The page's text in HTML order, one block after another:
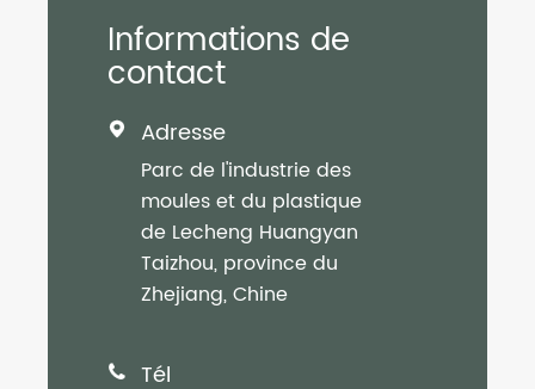
Informations de
contact
 Adresse
Parc de l'industrie des
moules et du plastique
de Lecheng Huangyan
Taizhou, province du
Zhejiang, Chine
 Tél